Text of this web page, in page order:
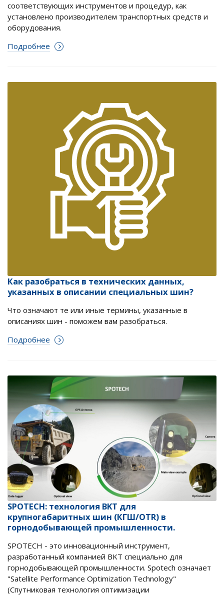
соответствующих инструментов и процедур, как
установлено производителем транспортных средств и
оборудования.
Подробнее
Как разобраться в технических данных,
указанных в описании специальных шин?
Что означают те или иные термины, указанные в
описаниях шин - поможем вам разобраться.
Подробнее
SPOTECH: технология BKT для
крупногабаритных шин (КГШ/OTR) в
горнодобывающей промышленности.
SPOTECH - это инновационный инструмент,
разработанный компанией BKT специально для
горнодобывающей промышленности. Spotech означает
"Satellite Performance Optimization Technology"
(Спутниковая технология оптимизации